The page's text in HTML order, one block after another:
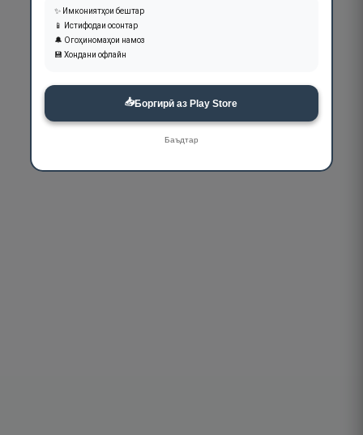
✨ Имкониятҳои бештар
📱 Истифодаи осонтар
🔔 Огоҳиномаҳои намоз
💾 Хондани офлайн
📥Боргирӣ аз Play Store
Баъдтар